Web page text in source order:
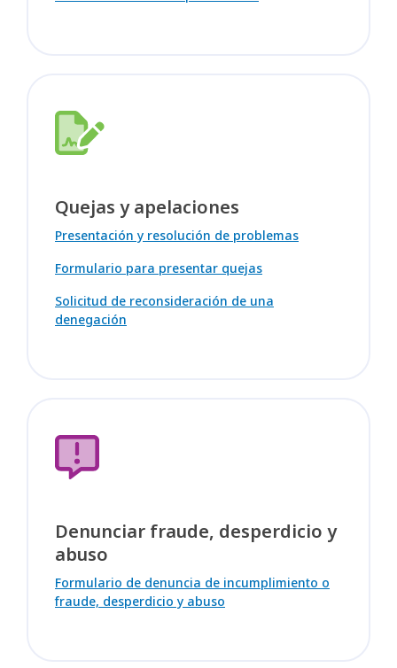
Quejas y apelaciones
Presentación y resolución de problemas
Formulario para presentar quejas
Solicitud de reconsideración de una
denegación
Denunciar fraude, desperdicio y
abuso
Formulario de denuncia de incumplimiento o
fraude, desperdicio y abuso